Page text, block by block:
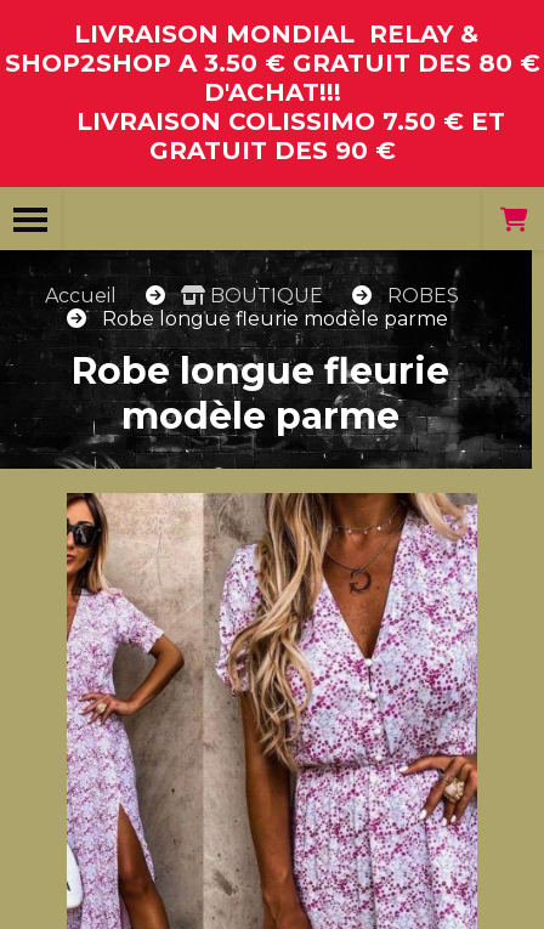
LIVRAISON MONDIAL RELAY &
SHOP2SHOP A 3.50 € GRATUIT DES 80 €
D'ACHAT!!!
LIVRAISON COLISSIMO 7.50 € ET
GRATUIT DES 90 €
Accueil BOUTIQUE
ROBES
Robe longue fleurie modèle parme
Robe longue fleurie
modèle parme